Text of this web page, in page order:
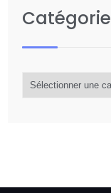
d’articles